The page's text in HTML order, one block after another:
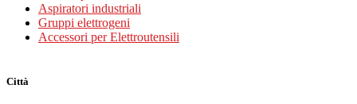
Aspiratori industriali
Gruppi elettrogeni
Accessori per Elettroutensili
Città